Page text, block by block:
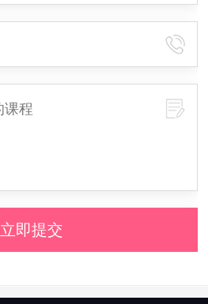
立即提交